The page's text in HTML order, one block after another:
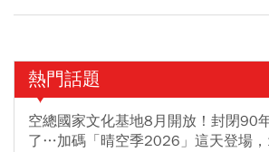
熱門話題
空總國家文化基地8月開放！封閉90
了…加碼「晴空季2026」這天登場